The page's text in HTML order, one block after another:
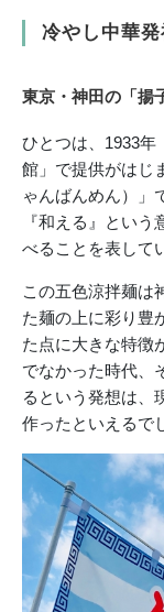
冷やし中華
東京・神田の「揚
ひとつは、1933年
館」で提供がはじ
ゃんばんめん）」
『和える』とい
べることを表して
この五色涼拌麺は
た麺の上に彩り豊
た点に大きな特徴
でなかった時代、
るという発想は、
作ったといえるで